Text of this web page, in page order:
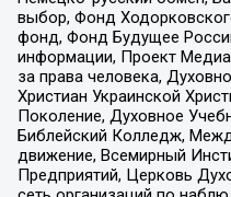
выбор, Фонд
фонд, Фонд Будущее
информации, Проект
за права человека,
Христиан Украинской
Поколение, Духовное
Библейский Колледж,
движение, Всемирный
Предприятий, Церковь